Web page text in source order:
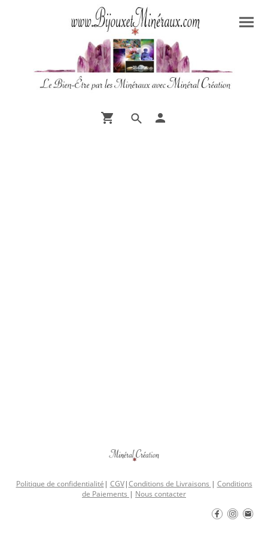
Politique de confidentialité | CGV|Conditions de Livraisons | Conditions
de Paiements | Nous contacter